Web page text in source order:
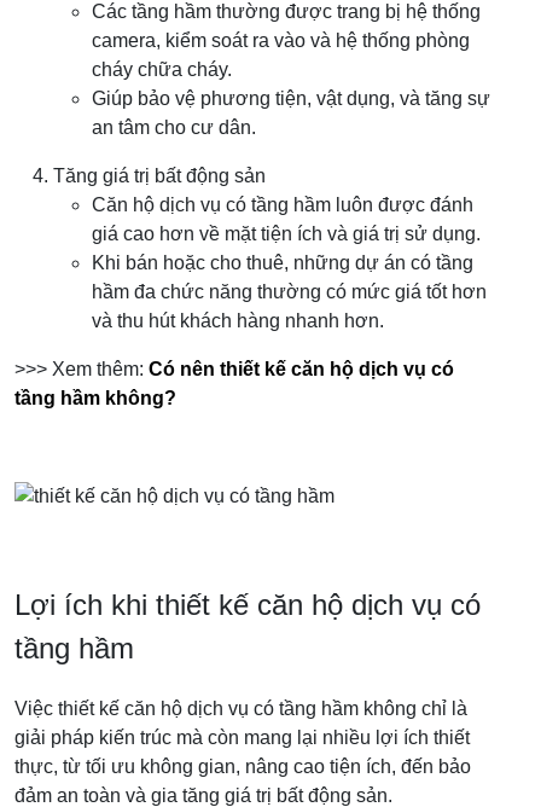
Các tầng hầm thường được trang bị hệ thống
camera, kiểm soát ra vào và hệ thống phòng
cháy chữa cháy.
Giúp bảo vệ phương tiện, vật dụng, và tăng sự
an tâm cho cư dân.
Tăng giá trị bất động sản
Căn hộ dịch vụ có tầng hầm luôn được đánh
giá cao hơn về mặt tiện ích và giá trị sử dụng.
Khi bán hoặc cho thuê, những dự án có tầng
hầm đa chức năng thường có mức giá tốt hơn
và thu hút khách hàng nhanh hơn.
>>> Xem thêm: Có nên thiết kế căn hộ dịch vụ có
tầng hầm không?
Lợi ích khi thiết kế căn hộ dịch vụ có
tầng hầm
Việc thiết kế căn hộ dịch vụ có tầng hầm không chỉ là
giải pháp kiến trúc mà còn mang lại nhiều lợi ích thiết
thực, từ tối ưu không gian, nâng cao tiện ích, đến bảo
đảm an toàn và gia tăng giá trị bất động sản.